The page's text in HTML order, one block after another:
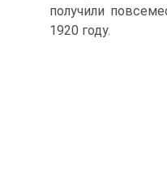
получили
1920 году.